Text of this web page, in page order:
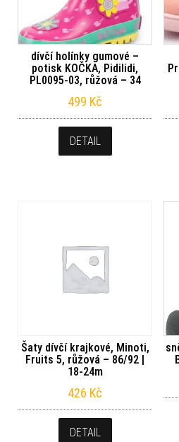
dívčí holínky gumové –
potisk KOČKA, Pidilidi,
PL0095-03, růžová – 34
499 Kč
DETAIL
Šaty dívčí krajkové, Minoti,
Fruits 5, růžová – 86/92 |
18-24m
426 Kč
DETAIL